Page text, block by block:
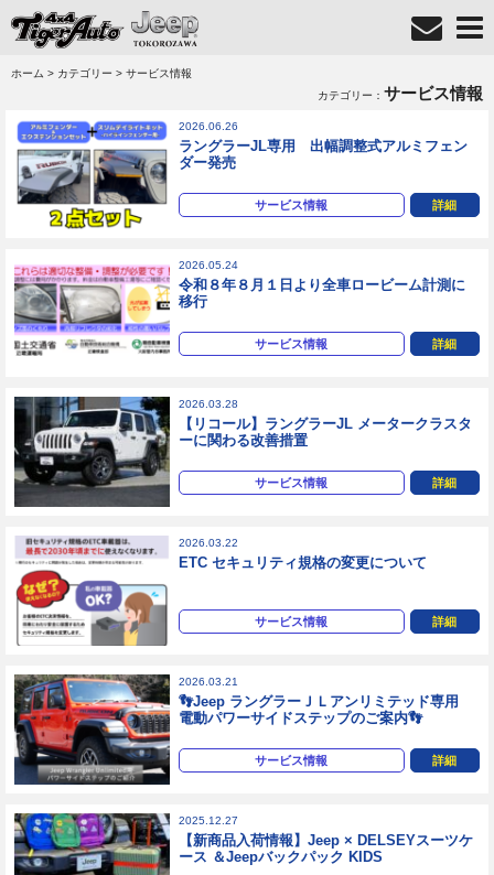
ホーム > カテゴリー > サービス情報
カテゴリー： サービス情報
2026.06.26
ラングラーJL専用 出幅調整式アルミフェン
ダー発売
サービス情報 詳細
2026.05.24
令和８年８月１日より全車ロービーム計測に
移行
サービス情報 詳細
2026.03.28
【リコール】ラングラーJL メータークラスタ
ーに関わる改善措置
サービス情報 詳細
2026.03.22
ETC セキュリティ規格の変更について
サービス情報 詳細
2026.03.21
👣Jeep ラングラーＪＬアンリミテッド専用
電動パワーサイドステップのご案内👣
サービス情報 詳細
2025.12.27
【新商品入荷情報】Jeep × DELSEYスーツケ
ース ＆Jeepバックパック KIDS